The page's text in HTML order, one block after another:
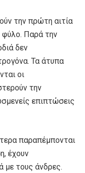
την πρώτη αιτία
φύλο. Παρά την
δεν
Τα άτυπα
οι
την
επιπτώσεις
παραπέμπονται
έχουν
με τους άνδρες.